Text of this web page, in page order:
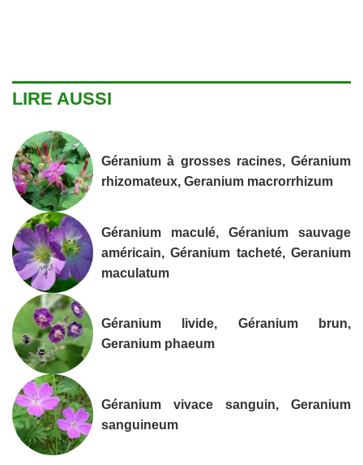
LIRE AUSSI
Géranium à grosses racines, Géranium
rhizomateux, Geranium macrorrhizum
Géranium maculé, Géranium sauvage
américain, Géranium tacheté, Geranium
maculatum
Géranium livide, Géranium brun,
Geranium phaeum
Géranium vivace sanguin, Geranium
sanguineum